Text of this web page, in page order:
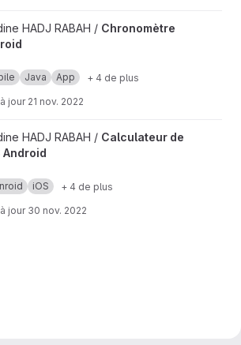
iOS Android
HADJ RABAH / Chronomètre
Java App + 4 de plus
jour21 nov. 2022
de IMC iOS Android
HADJ RABAH / Calculateur de
Android
iOS + 4 de plus
jour30 nov. 2022